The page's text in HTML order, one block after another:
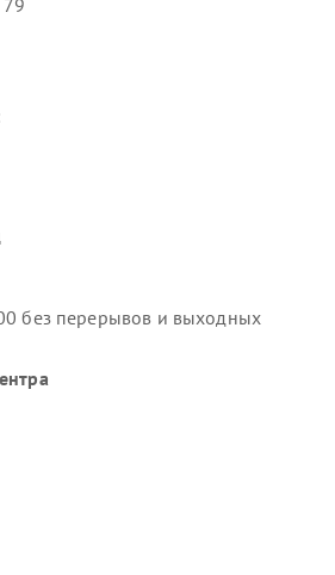
79
без перерывов и выходных